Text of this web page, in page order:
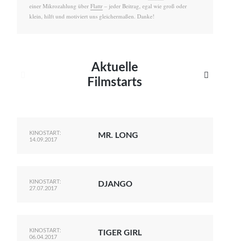
einer Mikrozahlung überFlattr – jeder Beitrag, egal wie groß oder
klein, hilft und motiviert uns gleichermaßen. Danke!
Aktuelle
Filmstarts

KINOSTART:
14.09.2017
MR. LONG
KINOSTART:
27.07.2017
DJANGO
KINOSTART:
06.04.2017
TIGER GIRL